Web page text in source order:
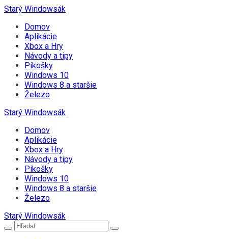
Starý Windowsák
Domov
Aplikácie
Xbox a Hry
Návody a tipy
Pikošky
Windows 10
Windows 8 a staršie
Železo
Starý Windowsák
Domov
Aplikácie
Xbox a Hry
Návody a tipy
Pikošky
Windows 10
Windows 8 a staršie
Železo
Starý Windowsák